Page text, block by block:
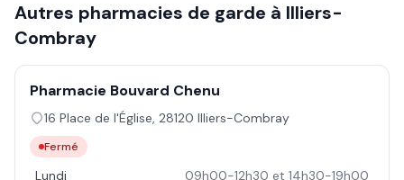
Autres pharmacies de garde à Illiers-
Combray
Pharmacie Bouvard Chenu
16 Place de l'Église, 28120 Illiers-Combray
Fermé
Lundi
09h00-12h30 et 14h30-19h00